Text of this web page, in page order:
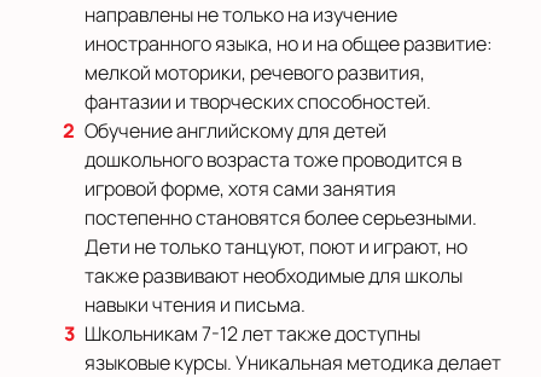
направлены не только на изучение
иностранного языка, но и на общее развитие:
мелкой моторики, речевого развития,
фантазии и творческих способностей.
Обучение английскому для детей
дошкольного возраста тоже проводится в
игровой форме, хотя сами занятия
постепенно становятся более серьезными.
Дети не только танцуют, поют и играют, но
также развивают необходимые для школы
навыки чтения и письма.
Школьникам 7-12 лет также доступны
языковые курсы. Уникальная методика делает